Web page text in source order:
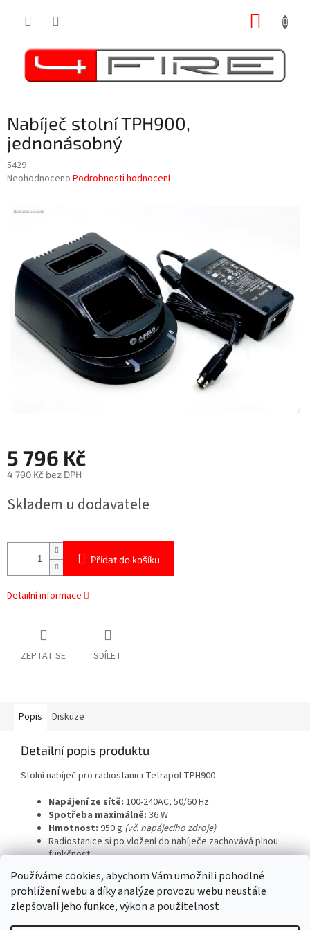
Používáme cookies, abychom Vám umožnili pohodlné
prohlížení webu a díky analýze provozu webu neustále
zlepšovali jeho funkce, výkon a použitelnost
Nabíječ stolní TPH900,
jednonásobný
5429
Průměrné
je
hvězdiček.
Neohodnoceno Podrobnosti hodnocení
5 796 Kč
4 790 Kč bez DPH
cena:
Skladem u dodavatele
Přidat do košíku
Detailní informace
ZEPTAT SE SDÍLET
Popis Diskuze
Detailní popis produktu
Stolní nabíječ pro radiostanici Tetrapol TPH900
Napájení ze sítě: 100-240AC, 50/60 Hz
Spotřeba maximálně: 36 W
Hmotnost: 950 g (vč. napájecího zdroje)
Radiostanice si po vložení do nabíječe zachovává plnou
funkčnost